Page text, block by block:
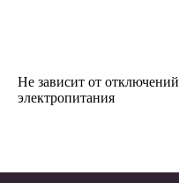
Не зависит от отключений
электропитания